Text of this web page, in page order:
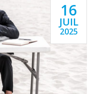
16
JUIL
2025